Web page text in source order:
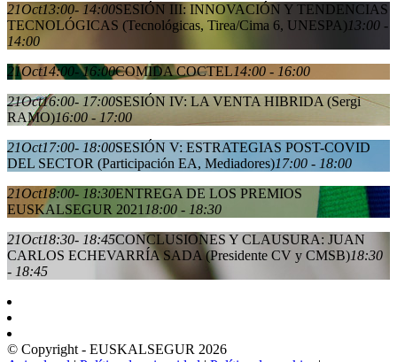
21Oct13:00- 14:00SESIÓN III: INNOVACIÓN Y TENDENCIAS
TECNOLÓGICAS (Tecnológicas, Tirea/Cima 6, UNESPA)13:00 -
14:00
21Oct14:00- 16:00COMIDA COCTEL14:00 - 16:00
21Oct16:00- 17:00SESIÓN IV: LA VENTA HIBRIDA (Sergi
RAMO)16:00 - 17:00
21Oct17:00- 18:00SESIÓN V: ESTRATEGIAS POST-COVID
DEL SECTOR (Participación EA, Mediadores)17:00 - 18:00
21Oct18:00- 18:30ENTREGA DE LOS PREMIOS
EUSKALSEGUR 2021 18:00 - 18:30
21Oct18:30- 18:45CONCLUSIONES Y CLAUSURA: JUAN
CARLOS ECHEVARRÍA SADA (Presidente CV y CMSB)18:30
- 18:45
© Copyright - EUSKALSEGUR 2026